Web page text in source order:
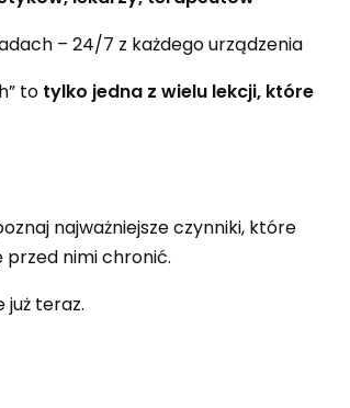
– 24/7 z każdego urządzenia
to tylko jedna z wielu lekcji, które
najważniejsze czynniki, które
przed nimi chronić.
już teraz.